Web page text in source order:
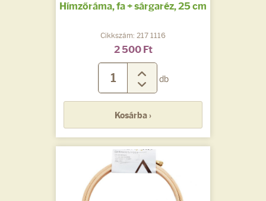
Hímzőráma, fa + sárgaréz, 25 cm
Cikkszám: 217 1116
2 500 Ft
db
Kosárba ›